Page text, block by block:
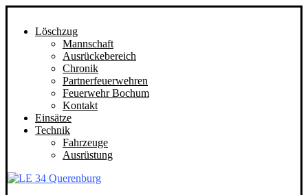
Löschzug
Mannschaft
Ausrückebereich
Chronik
Partnerfeuerwehren
Feuerwehr Bochum
Kontakt
Einsätze
Technik
Fahrzeuge
Ausrüstung